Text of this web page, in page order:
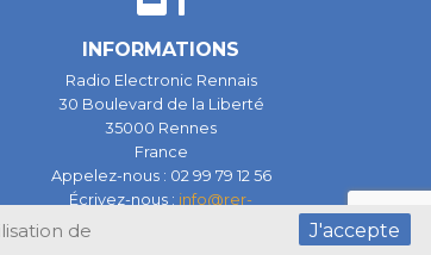
de J'accepte
INFORMATIONS
Radio Electronic Rennais
30 Boulevard de la Liberté
35000 Rennes
France
Appelez-nous : 02 99 79 12 56
Écrivez-nous : info@rer-